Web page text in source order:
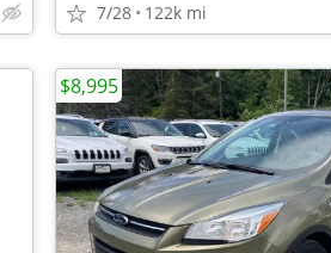
7/28 122k mi
$8,995